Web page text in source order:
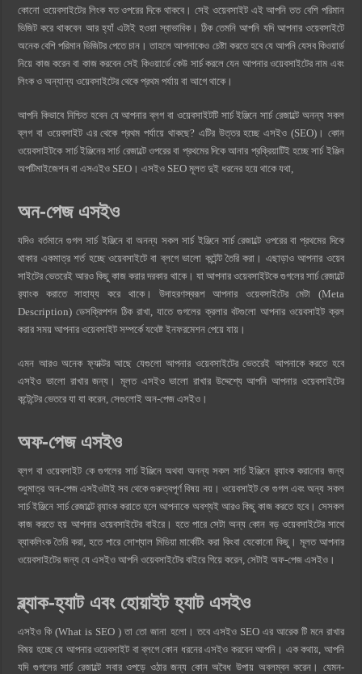
কোনো ওয়েবসাইটের লিংক যত ওপরের দিকে থাকবে। সেই ওয়েবসাইট এই আপনি তত বেশি পরিমান
ভিজিট করে থাকবেন আর হ্যাঁ এটাই হওয়া স্বাভাবিক। ঠিক তেমনি আপনি যদি আপনার ওয়েবসাইটে
অনেক বেশি পরিমান ভিজিটর পেতে চান। তাহলে আপনাকেও চেষ্টা করতে হবে যে আপনি যেসব কিওয়ার্ড
নিয়ে কাজ করেন বা কাজ করবেন সেই কিওয়ার্ডে কেউ সার্চ করলে যেন আপনার ওয়েবসাইটের নাম এবং
লিংক ও অন্যান্য ওয়েবসাইটের থেকে প্রথম পর্যায় বা আগে থাকে।
আপনি কিভাবে নিশ্চিত হবেন যে আপনার ব্লগ বা ওয়েবসাইটটি সার্চ ইঞ্জিনে সার্চ রেজাল্টে অনন্য সকল
ব্লগ বা ওয়েবসাইট এর থেকে প্রথম পর্যায়ে থাকছে? এটির উত্তর হচ্ছে এসইও (SEO)। কোন
ওয়েবসাইটকে সার্চ ইঞ্জিনের সার্চ রেজাল্টে ওপরের বা প্রথমের দিকে আনার প্রক্রিয়াটিই হচ্ছে সার্চ ইঞ্জিন
অপটিমাইজেশন বা এসএইও SEO। এসইও SEO মূলত দুই ধরনের হয়ে থাকে যথা,
অন-পেজ এসইও
যদিও বর্তমানে গুগল সার্চ ইঞ্জিনে বা অনন্য সকল সার্চ ইঞ্জিনে সার্চ রেজাল্টে ওপরের বা প্রথমের দিকে
থাকার একমাত্র শর্ত হচ্ছে ওয়েবসাইটে বা ব্লগে ভালো কন্টেন্ট তৈরি করা। এছাড়াও আপনার ওয়েব
সাইটের ভেতরেই আরও কিছু কাজ করার দরকার থাকে। যা আপনার ওয়েবসাইটকে গুগলের সার্চ রেজাল্টে
র‍্যাংক করাতে সাহায্য করে থাকে। উদাহরণস্বরূপ আপনার ওয়েবসাইটের মেটা (Meta
Description) ডেসক্রিপশন ঠিক রাখা, যাতে গুগলের ক্রলার বটগুলো আপনার ওয়েবসাইট ক্রল
করার সময় আপনার ওয়েবসাইট সম্পর্কে যথেষ্ট ইনফরমেশন পেয়ে যায়।
এমন আরও অনেক ফ্যাক্টর আছে যেগুলো আপনার ওয়েবসাইটের ভেতরেই আপনাকে করতে হবে
এসইও ভালো রাখার জন্য। মূলত এসইও ভালো রাখার উদ্দেশ্যে আপনি আপনার ওয়েবসাইটের
কন্টেন্টের ভেতরে যা যা করেন, সেগুলোই অন-পেজ এসইও।
অফ-পেজ এসইও
ব্লগ বা ওয়েবসাইট কে গুগলের সার্চ ইঞ্জিনে অথবা অনন্য সকল সার্চ ইঞ্জিনে র‍্যাংক করানোর জন্য
শুধুমাত্র অন-পেজ এসইওটাই সব থেকে গুরুত্বপূর্ণ বিষয় নয়। ওয়েবসাইট কে গুগল এবং অন্য সকল
সার্চ ইঞ্জিনে সার্চ রেজাল্টে র‍্যাংক করাতে হলে আপনাকে অবশ্যই আরও কিছু কাজ করতে হবে। সেসকল
কাজ করতে হয় আপনার ওয়েবসাইটের বাইরে। হতে পারে সেটা অন্য কোন বড় ওয়েবসাইটের সাথে
ব্যাকলিংক তৈরি করা, হতে পারে সোশ্যাল মিডিয়া মার্কেটিং করা কিংবা যেকোনো কিছু। মূলত আপনার
ওয়েবসাইটের জন্য যে এসইও আপনি ওয়েবসাইটের বাইরে গিয়ে করেন, সেটাই অফ-পেজ এসইও।
ব্ল্যাক-হ্যাট এবং হোয়াইট হ্যাট এসইও
এসইও কি (What is SEO ) তা তো জানা হলো। তবে এসইও SEO এর আরেক টি মনে রাখার
বিষয় হচ্ছে যে আপনার ওয়েবসাইট বা ব্লগে কোন ধরনের এসইও করবেন আপনি। এক কথায়, আপনি
যদি গুগলের সার্চ রেজাল্টে সবার ওপড়ে ওঠার জন্য কোন অবৈধ উপায় অবলম্বন করেন। যেমন-